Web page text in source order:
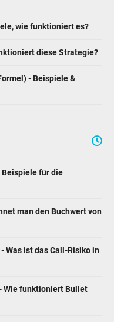
wie funktioniert es?
diese Strategie?
- Beispiele &
für die
man den Buchwert von
Was ist das Call-Risiko in
Wie funktioniert Bullet